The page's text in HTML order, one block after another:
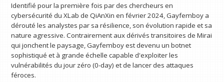
Identifié pour la première fois par des chercheurs en
cybersécurité du XLab de QiAnXin en février 2024, Gayfemboy a
dérouté les analystes par sa résilience, son évolution rapide et sa
nature agressive. Contrairement aux dérivés transitoires de Mirai
qui jonchent le paysage, Gayfemboy est devenu un botnet
sophistiqué et à grande échelle capable d'exploiter les
vulnérabilités du jour zéro (0-day) et de lancer des attaques
féroces.